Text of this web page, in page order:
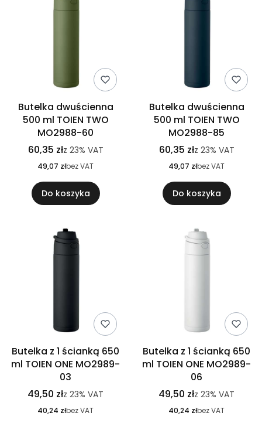
Butelka dwuścienna
500 ml TOIEN TWO
MO2988-60
60,35 złz 23% VAT
49,07 złbez VAT
Do koszyka
Butelka dwuścienna
500 ml TOIEN TWO
MO2988-85
60,35 złz 23% VAT
49,07 złbez VAT
Do koszyka
Butelka z 1 ścianką 650
ml TOIEN ONE MO2989-
03
49,50 złz 23% VAT
40,24 złbez VAT
Butelka z 1 ścianką 650
ml TOIEN ONE MO2989-
06
49,50 złz 23% VAT
40,24 złbez VAT